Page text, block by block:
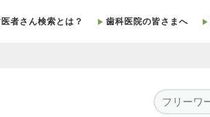
者さん検索とは？ 歯科医院の皆さまへ